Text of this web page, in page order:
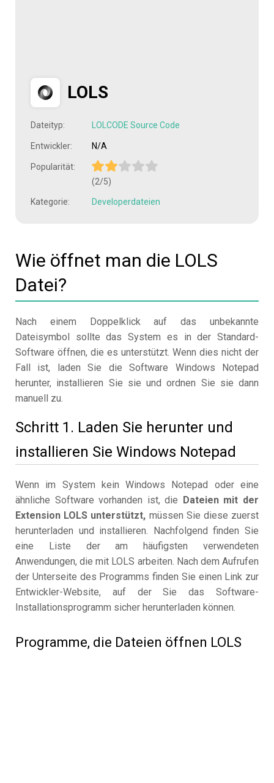
LOLS
Dateityp: LOLCODE Source Code
Entwickler: N/A
Popularität:
(2/5)
Kategorie: Developerdateien
Wie öffnet man die LOLS
Datei?
Nach einem Doppelklick auf das unbekannte
Dateisymbol sollte das System es in der Standard-
Software öffnen, die es unterstützt. Wenn dies nicht der
Fall ist, laden Sie die Software Windows Notepad
herunter, installieren Sie sie und ordnen Sie sie dann
manuell zu.
Schritt 1. Laden Sie herunter und
installieren Sie Windows Notepad
Wenn im System kein Windows Notepad oder eine
ähnliche Software vorhanden ist, die Dateien mit der
Extension LOLS unterstützt, müssen Sie diese zuerst
herunterladen und installieren. Nachfolgend finden Sie
eine Liste der am häufigsten verwendeten
Anwendungen, die mit LOLS arbeiten. Nach dem Aufrufen
der Unterseite des Programms finden Sie einen Link zur
Entwickler-Website, auf der Sie das Software-
Installationsprogramm sicher herunterladen können.
Programme, die Dateien öffnen LOLS